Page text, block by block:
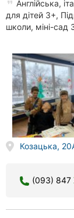
Англійська,
для дітей 3+,
школи, міні-сад
Козацька,
(093) 847